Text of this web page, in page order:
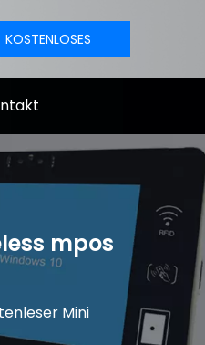
KOSTENLOSES
ANGEBOT
mpos
Mini